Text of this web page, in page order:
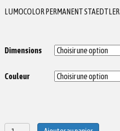
LUMOCOLOR PERMANENT STAEDTLER
Dimensions
Couleur
quantité